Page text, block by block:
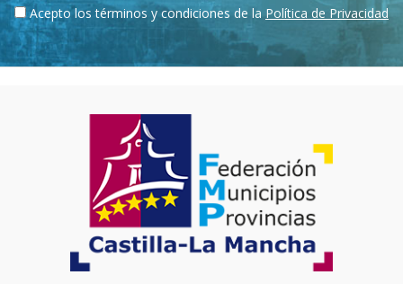
Acepto los términos y condiciones de la Política de Privacidad